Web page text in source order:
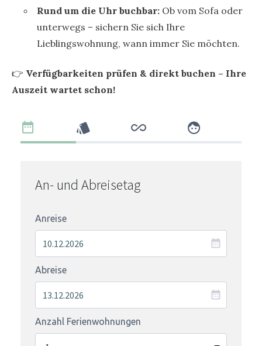
Rund um die Uhr buchbar:Ob vom Sofa oder
unterwegs – sichern Sie sich Ihre
Lieblingswohnung, wann immer Sie möchten.
👉 Verfügbarkeiten prüfen & direkt buchen – Ihre
Auszeit wartet schon!
An- und Abreisetag
Anreise
Abreise
Anzahl Ferienwohnungen